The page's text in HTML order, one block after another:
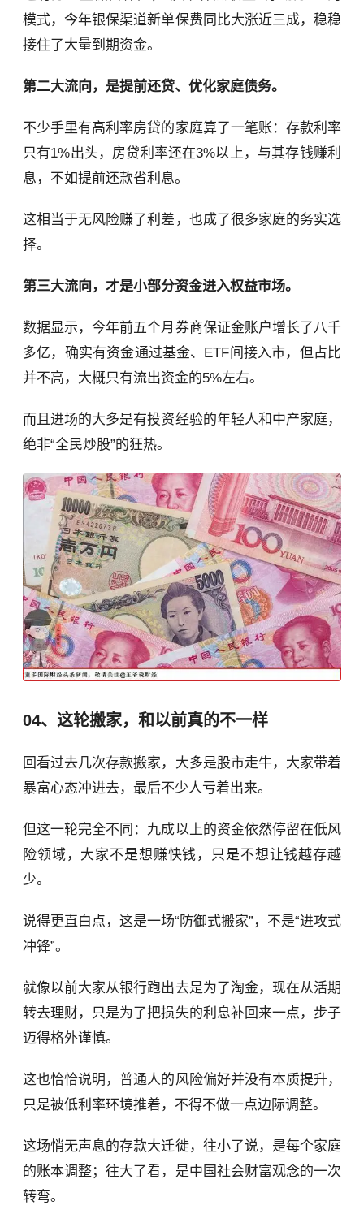
模式，今年银保渠道新单保费同比大涨近三成，稳稳
接住了大量到期资金。
第二大流向，是提前还贷、优化家庭债务。
不少手里有高利率房贷的家庭算了一笔账：存款利率
只有1%出头，房贷利率还在3%以上，与其存钱赚利
息，不如提前还款省利息。
这相当于无风险赚了利差，也成了很多家庭的务实选
择。
第三大流向，才是小部分资金进入权益市场。
数据显示，今年前五个月券商保证金账户增长了八千
多亿，确实有资金通过基金、ETF间接入市，但占比
并不高，大概只有流出资金的5%左右。
而且进场的大多是有投资经验的年轻人和中产家庭，
绝非“全民炒股”的狂热。
04、这轮搬家，和以前真的不一样
回看过去几次存款搬家，大多是股市走牛，大家带着
暴富心态冲进去，最后不少人亏着出来。
但这一轮完全不同：九成以上的资金依然停留在低风
险领域，大家不是想赚快钱，只是不想让钱越存越
少。
说得更直白点，这是一场“防御式搬家”，不是“进攻式
冲锋”。
就像以前大家从银行跑出去是为了淘金，现在从活期
转去理财，只是为了把损失的利息补回来一点，步子
迈得格外谨慎。
这也恰恰说明，普通人的风险偏好并没有本质提升，
只是被低利率环境推着，不得不做一点边际调整。
这场悄无声息的存款大迁徙，往小了说，是每个家庭
的账本调整；往大了看，是中国社会财富观念的一次
转弯。